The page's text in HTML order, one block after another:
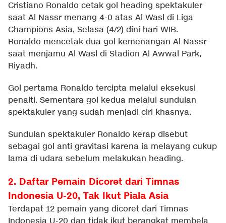
Cristiano Ronaldo cetak gol heading spektakuler
saat Al Nassr menang 4-0 atas Al Wasl di Liga
Champions Asia, Selasa (4/2) dini hari WIB.
Ronaldo mencetak dua gol kemenangan Al Nassr
saat menjamu Al Wasl di Stadion Al Awwal Park,
Riyadh.
Gol pertama Ronaldo tercipta melalui eksekusi
penalti. Sementara gol kedua melalui sundulan
spektakuler yang sudah menjadi ciri khasnya.
Sundulan spektakuler Ronaldo kerap disebut
sebagai gol anti gravitasi karena ia melayang cukup
lama di udara sebelum melakukan heading.
2. Daftar Pemain Dicoret dari Timnas
Indonesia U-20, Tak Ikut Piala Asia
Terdapat 12 pemain yang dicoret dari Timnas